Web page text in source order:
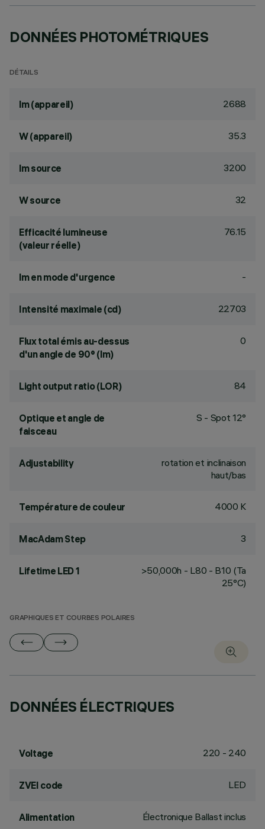
DONNÉES PHOTOMÉTRIQUES
DÉTAILS
lm (appareil) 2688
W (appareil) 35.3
lm source 3200
W source 32
Efficacité lumineuse
(valeur réelle)
76.15
lm en mode d'urgence -
Intensité maximale (cd) 22703
Flux total émis au-dessus
d'un angle de 90° (lm)
0
Light output ratio (LOR) 84
Optique et angle de
faisceau
S - Spot 12°
Adjustability
rotation et inclinaison
haut/bas
Température de couleur 4000 K
MacAdam Step 3
Lifetime LED 1
>50,000h - L80 - B10 (Ta
25°C)
GRAPHIQUES ET COURBES POLAIRES
DONNÉES ÉLECTRIQUES
Voltage 220 - 240
ZVEI code LED
Alimentation Électronique Ballast inclus